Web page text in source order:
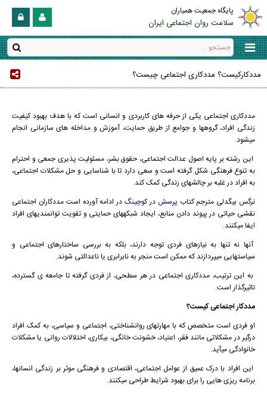
پایگاه جمعیت همیاران
سلامت روان اجتماعی ایران
مددکارکیست؟ مددکاری اجتماعی چیست؟
مددکاری اجتماعی یکی از حرفه های کاربردی و انسانی است که با هدف بهبود کیفیت
زندگی افراد، گروهها و جوامع از طریق حمایت، آموزش و مداخله های سازمانی انجام
میشود.
این رشته بر پایه اصول عدالت اجتماعی، حقوق بشر، مسئولیت پذیری جمعی و احترام
به تنوع فرهنگی شکل گرفته است و سعی دارد تا با شناسایی و حل مشکلات اجتماعی،
به افراد در غلبه بر چالشهای زندگی کمک کند.
نرگس بیگدلی مترجم کتاب پرسش در کوچینگ در ادامه آورده است مددکاران اجتماعی
نقشی حیاتی در پیوند دادن منابع، ایجاد شبکههای حمایتی و تقویت توانمندیهای افراد
ایفا میکنند.
آنها نه تنها به نیازهای فردی توجه دارند، بلکه به بررسی ساختارهای اجتماعی و
سیاستهایی میپردازند که ممکن است منجر به نابرابری یا ناعدالتی شوند.
به این ترتیب، مددکاری اجتماعی در هر سطحی، از فردی گرفته تا جامعه ی گسترده،
تاثیرگذار است.
مددکار اجتماعی کیست؟
او فردی است متخصص که با مهارتهای روانشناختی، اجتماعی و سیاسی، به کمک افراد
درگیر در مشکلاتی مانند فقر، اعتیاد، خشونت خانگی، بیکاری، اختلالات روانی یا مشکلات
خانوادگی میآید.
این افراد با درک عمیق از عوامل اجتماعی، اقتصادی و فرهنگی موثر بر زندگی انسانها،
برنامه ریزی هایی را برای بهبود شرایط طراحی میکنند.